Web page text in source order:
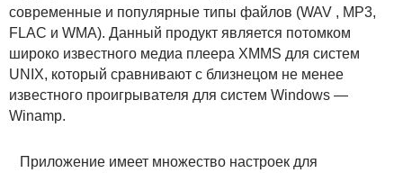
современные и популярные типы файлов (WAV , MP3,
FLAC и WMA). Данный продукт является потомком
широко известного медиа плеера XMMS для систем
UNIX, который сравнивают с близнецом не менее
известного проигрывателя для систем Windows —
Winamp.
Приложение имеет множество настроек для